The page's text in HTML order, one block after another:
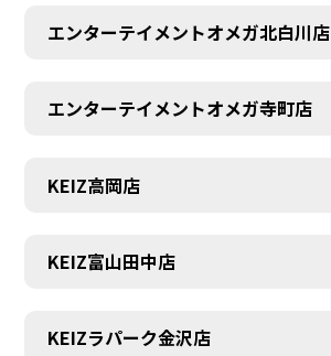
エンターテイメントオメガ北白川店
エンターテイメントオメガ寺町店
KEIZ高岡店
KEIZ富山田中店
KEIZラパーク金沢店